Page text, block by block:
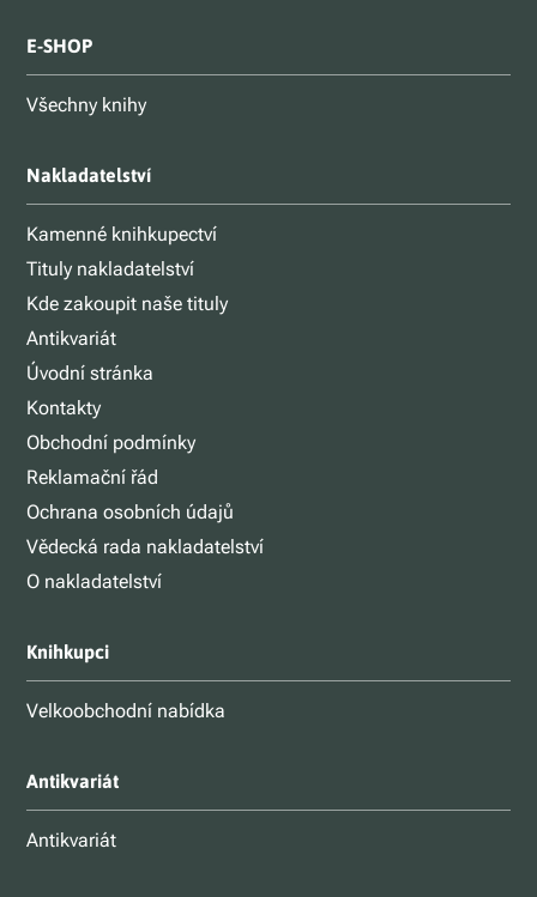
E-SHOP
Všechny knihy
Nakladatelství
Kamenné knihkupectví
Tituly nakladatelství
Kde zakoupit naše tituly
Antikvariát
Úvodní stránka
Kontakty
Obchodní podmínky
Reklamační řád
Ochrana osobních údajů
Vědecká rada nakladatelství
O nakladatelství
Knihkupci
Velkoobchodní nabídka
Antikvariát
Antikvariát